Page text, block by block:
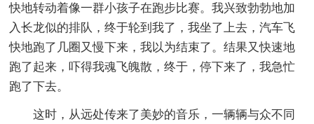
快地转动着像一群小孩子在跑步比赛。我兴致勃勃地加
入长龙似的排队，终于轮到我了，我坐了上去，汽车飞
快地跑了几圈又慢下来，我以为结束了。结果又快速地
跑了起来，吓得我魂飞魄散，终于，停下来了，我急忙
跑了下去。
这时，从远处传来了美妙的音乐，一辆辆与众不同